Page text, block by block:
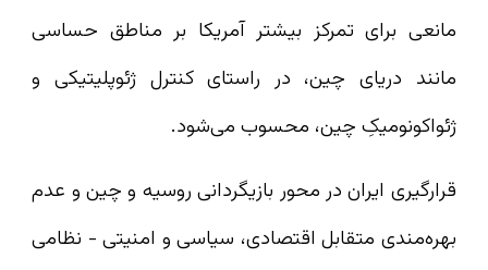
مانعی برای تمرکز بیشتر آمریکا بر مناطق حساسی
مانند دریای چین، در راستای کنترل ژئوپلیتیکی و
ژئواکونومیکِ چین، محسوب می‌شود.
قرارگیری ایران در محور بازیگردانی روسیه و چین و عدم
بهره‌مندی متقابل اقتصادی، سیاسی و امنیتی - نظامی